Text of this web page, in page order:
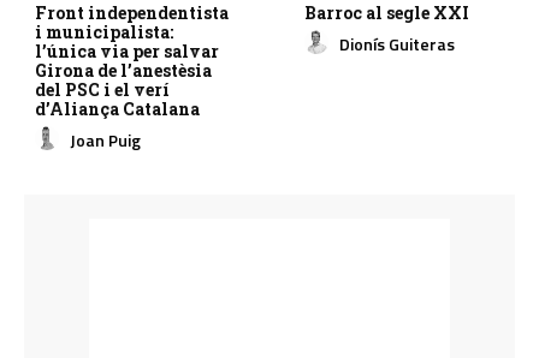
Front independentista
i municipalista:
l’única via per salvar
Girona de l’anestèsia
del PSC i el verí
d’Aliança Catalana
Joan Puig
Barroc al segle XXI
Dionís Guiteras